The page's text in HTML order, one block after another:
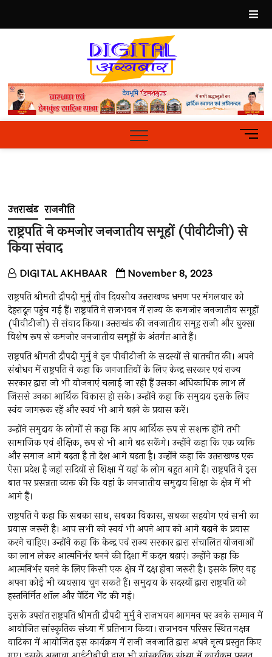
content
Hindi
News
PortalM
e
t
o
उत्तराखंड राजनीति
राष्ट्रपति ने कमजोर जनजातीय समूहों (पीवीटीजी) से
किया संवाद
DIGITAL AKHBAAR November 8, 2023
राष्ट्रपति श्रीमती द्रौपदी मुर्मु तीन दिवसीय उत्तराखण्ड भ्रमण पर मंगलवार को
देहरादून पहुंच गई हैं। राष्ट्रपति ने राजभवन में राज्य के कमजोर जनजातीय समूहों
(पीवीटीजी) से संवाद किया। उत्तराखंड की जनजातीय समूह राजी और बुक्सा
विशेष रूप से कमजोर जनजातीय समूहों के अंतर्गत आते हैं।
राष्ट्रपति श्रीमती द्रौपदी मुर्मु ने इन पीवीटीजी के सदस्यों से बातचीत की। अपने
संबोधन में राष्ट्रपति ने कहा कि जनजातियों के लिए केन्द्र सरकार एवं राज्य
सरकार द्वारा जो भी योजनाएं चलाई जा रही हैं उसका अधिकाधिक लाभ लें
जिससे उनका आर्थिक विकास हो सके। उन्होंने कहा कि समुदाय इसके लिए
स्वंय जागरूक रहें और स्वयं भी आगे बढ़ने के प्रयास करें।
उन्होंने समुदाय के लोगों से कहा कि आप आर्थिक रूप से सशक्त होंगे तभी
सामाजिक एवं शैक्षिक, रूप से भी आगे बढ़ सकेंगे। उन्होंने कहा कि एक व्यक्ति
और समाज आगे बढ़ता है तो देश आगे बढ़ता है। उन्होंने कहा कि उत्तराखण्ड एक
ऐसा प्रदेश है जहां सदियों से शिक्षा में यहां के लोग बहुत आगे हैं। राष्ट्रपति ने इस
बात पर प्रसन्नता व्यक्त की कि यहां के जनजातीय समुदाय शिक्षा के क्षेत्र में भी
आगे हैं।
राष्ट्रपति ने कहा कि सबका साथ, सबका विकास, सबका सहयोग एवं सभी का
प्रयास जरूरी है। आप सभी को स्वयं भी अपने आप को आगे बढ़ाने के प्रयास
करने चाहिए। उन्होंने कहा कि केन्द्र एवं राज्य सरकार द्वारा संचालित योजनाओं
का लाभ लेकर आत्मनिर्भर बनने की दिशा में कदम बढ़ाएं। उन्होंने कहा कि
आत्मनिर्भर बनने के लिए किसी एक क्षेत्र में दक्ष होना जरूरी है। इसके लिए वह
अपना कोई भी व्यवसाय चुन सकते हैं। समुदाय के सदस्यों द्वारा राष्ट्रपति को
हस्तनिर्मित शॉल और पेंटिंग भेंट की गई।
इसके उपरांत राष्ट्रपति श्रीमती द्रौपदी मुर्मु ने राजभवन आगमन पर उनके सम्मान में
आयोजित सांस्कृतिक संध्या में प्रतिभाग किया। राजभवन परिसर स्थित नक्षत्र
वाटिका में आयोजित इस कार्यक्रम में राजी जनजाति द्वारा अपने नृत्य प्रस्तुत किए